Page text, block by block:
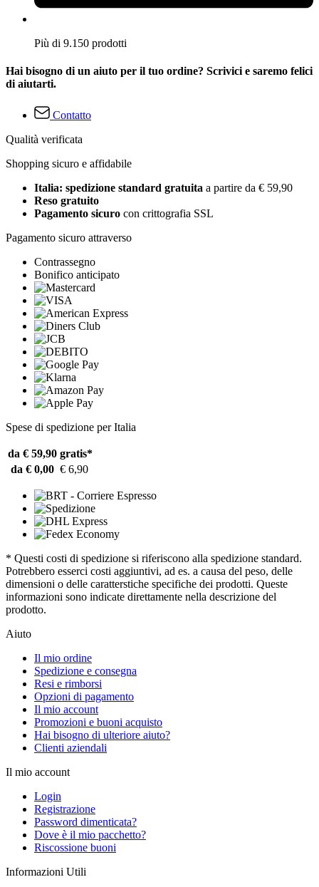
Più di 9.150 prodotti
Hai bisogno di un aiuto per il tuo ordine? Scrivici e saremo felici
di aiutarti.
Contatto
Qualità verificata
Shopping sicuro e affidabile
Italia: spedizione standard gratuita a partire da € 59,90
Reso gratuito
Pagamento sicuro con crittografia SSL
Pagamento sicuro attraverso
Contrassegno
Bonifico anticipato
Spese di spedizione per Italia
da € 59,90 gratis*
da € 0,00 € 6,90
* Questi costi di spedizione si riferiscono alla spedizione standard.
Potrebbero esserci costi aggiuntivi, ad es. a causa del peso, delle
dimensioni o delle caratterstiche specifiche dei prodotti. Queste
informazioni sono indicate direttamente nella descrizione del
prodotto.
Aiuto
Il mio ordine
Spedizione e consegna
Resi e rimborsi
Opzioni di pagamento
Il mio account
Promozioni e buoni acquisto
Hai bisogno di ulteriore aiuto?
Clienti aziendali
Il mio account
Login
Registrazione
Password dimenticata?
Dove è il mio pacchetto?
Riscossione buoni
Informazioni Utili